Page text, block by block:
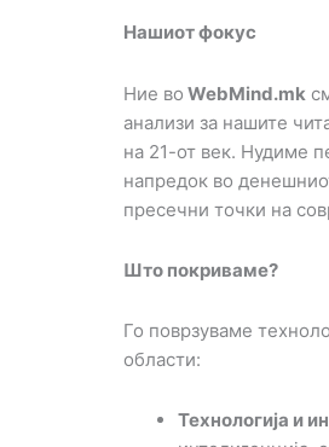
Нашиот фокус
Ние во WebMind.mk
анализи за нашите
на 21-от век. Нудиме
напредок во
пресечни точки на
Што покриваме?
Го поврзуваме
области:
Технологија и